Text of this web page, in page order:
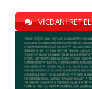
VİCDANİ RET